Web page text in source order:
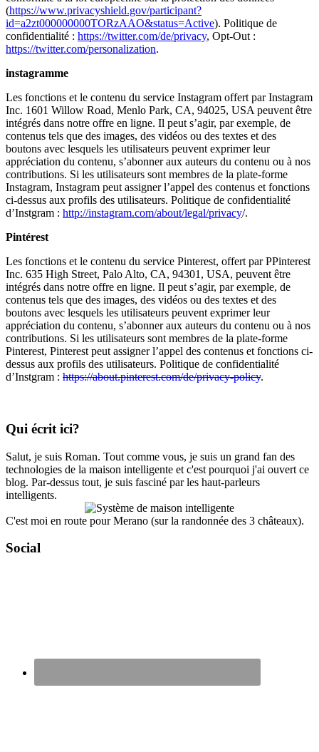
(https://www.privacyshield.gov/participant?
id=a2zt000000000TORzAAO&status=Active). Politique de
confidentialité : https://twitter.com/de/privacy, Opt-Out :
https://twitter.com/personalization.
instagramme
Les fonctions et le contenu du service Instagram offert par Instagram
Inc. 1601 Willow Road, Menlo Park, CA, 94025, USA peuvent être
intégrés dans notre offre en ligne. Il peut s’agir, par exemple, de
contenus tels que des images, des vidéos ou des textes et des
boutons avec lesquels les utilisateurs peuvent exprimer leur
appréciation du contenu, s’abonner aux auteurs du contenu ou à nos
contributions. Si les utilisateurs sont membres de la plate-forme
Instagram, Instagram peut assigner l’appel des contenus et fonctions
ci-dessus aux profils des utilisateurs. Politique de confidentialité
d’Instgram : http://instagram.com/about/legal/privacy/.
Pintérest
Les fonctions et le contenu du service Pinterest, offert par PPinterest
Inc. 635 High Street, Palo Alto, CA, 94301, USA, peuvent être
intégrés dans notre offre en ligne. Il peut s’agir, par exemple, de
contenus tels que des images, des vidéos ou des textes et des
boutons avec lesquels les utilisateurs peuvent exprimer leur
appréciation du contenu, s’abonner aux auteurs du contenu ou à nos
contributions. Si les utilisateurs sont membres de la plate-forme
Pinterest, Pinterest peut assigner l’appel des contenus et fonctions ci-
dessus aux profils des utilisateurs. Politique de confidentialité
d’Instgram : https://about.pinterest.com/de/privacy-policy.
Qui écrit ici?
Salut, je suis Roman. Tout comme vous, je suis un grand fan des
technologies de la maison intelligente et c'est pourquoi j'ai ouvert ce
blog. Par-dessus tout, je suis fasciné par les haut-parleurs
intelligents.
C'est moi en route pour Merano (sur la randonnée des 3 châteaux).
Social